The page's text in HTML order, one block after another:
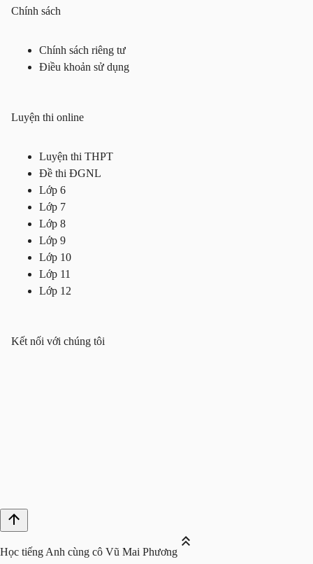
Chính sách
Chính sách riêng tư
Điều khoản sử dụng
Luyện thi online
Luyện thi THPT
Đề thi ĐGNL
Lớp 6
Lớp 7
Lớp 8
Lớp 9
Lớp 10
Lớp 11
Lớp 12
Kết nối với chúng tôi
Học tiếng Anh cùng cô Vũ Mai Phương